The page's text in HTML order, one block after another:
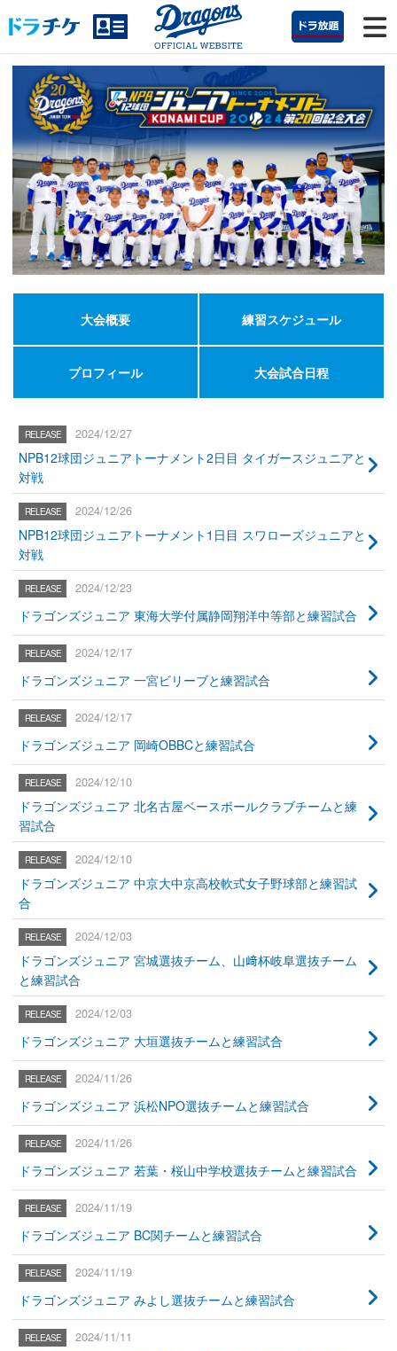
大会概要 練習スケジュール
プロフィール 大会試合日程
2024/12/27
NPB12球団ジュニアトーナメント2日目 タイガースジュニアと
対戦
2024/12/26
NPB12球団ジュニアトーナメント1日目 スワローズジュニアと
対戦
2024/12/23
ドラゴンズジュニア 東海大学付属静岡翔洋中等部と練習試合
2024/12/17
ドラゴンズジュニア 一宮ビリーブと練習試合
2024/12/17
ドラゴンズジュニア 岡崎OBBCと練習試合
2024/12/10
ドラゴンズジュニア 北名古屋ベースボールクラブチームと練
習試合
2024/12/10
ドラゴンズジュニア 中京大中京高校軟式女子野球部と練習試
合
2024/12/03
ドラゴンズジュニア 宮城選抜チーム、山﨑杯岐阜選抜チーム
と練習試合
2024/12/03
ドラゴンズジュニア 大垣選抜チームと練習試合
2024/11/26
ドラゴンズジュニア 浜松NPO選抜チームと練習試合
2024/11/26
ドラゴンズジュニア 若葉・桜山中学校選抜チームと練習試合
2024/11/19
ドラゴンズジュニア BC関チームと練習試合
2024/11/19
ドラゴンズジュニア みよし選抜チームと練習試合
2024/11/11